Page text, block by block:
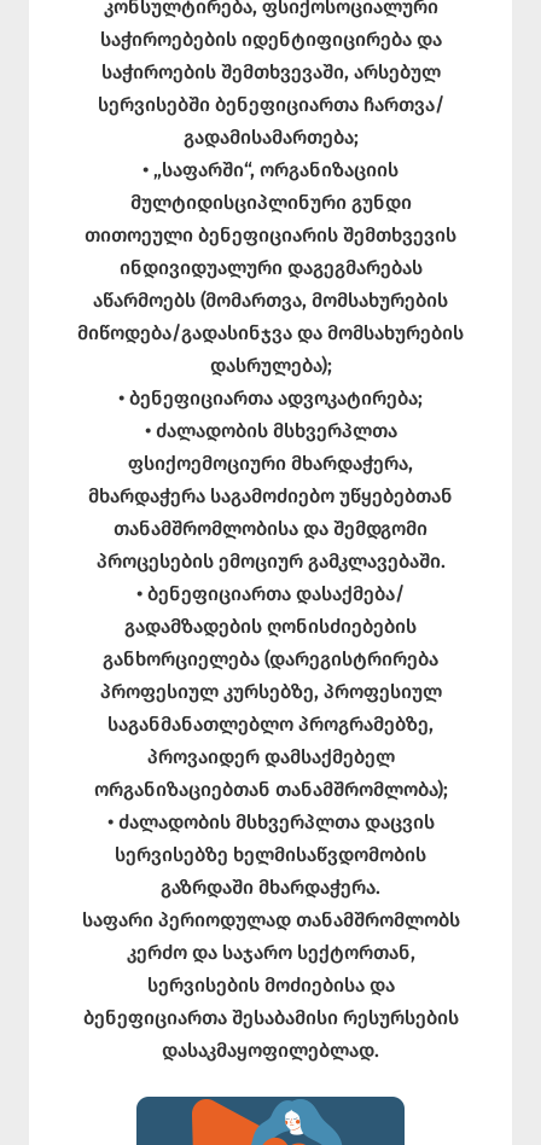
კონსულტირება, ფსიქოსოციალური
საჭიროებების იდენტიფიცირება და
საჭიროების შემთხვევაში, არსებულ
სერვისებში ბენეფიციართა ჩართვა/
გადამისამართება;
• „საფარში“, ორგანიზაციის
მულტიდისციპლინური გუნდი
თითოეული ბენეფიციარის შემთხვევის
ინდივიდუალური დაგეგმარებას
აწარმოებს (მომართვა, მომსახურების
მიწოდება/გადასინჯვა და მომსახურების
დასრულება);
• ბენეფიციართა ადვოკატირება;
• ძალადობის მსხვერპლთა
ფსიქოემოციური მხარდაჭერა,
მხარდაჭერა საგამოძიებო უწყებებთან
თანამშრომლობისა და შემდგომი
პროცესების ემოციურ გამკლავებაში.
• ბენეფიციართა დასაქმება/
გადამზადების ღონისძიებების
განხორციელება (დარეგისტრირება
პროფესიულ კურსებზე, პროფესიულ
საგანმანათლებლო პროგრამებზე,
პროვაიდერ დამსაქმებელ
ორგანიზაციებთან თანამშრომლობა);
• ძალადობის მსხვერპლთა დაცვის
სერვისებზე ხელმისაწვდომობის
გაზრდაში მხარდაჭერა.
საფარი პერიოდულად თანამშრომლობს
კერძო და საჯარო სექტორთან,
სერვისების მოძიებისა და
ბენეფიციართა შესაბამისი რესურსების
დასაკმაყოფილებლად.